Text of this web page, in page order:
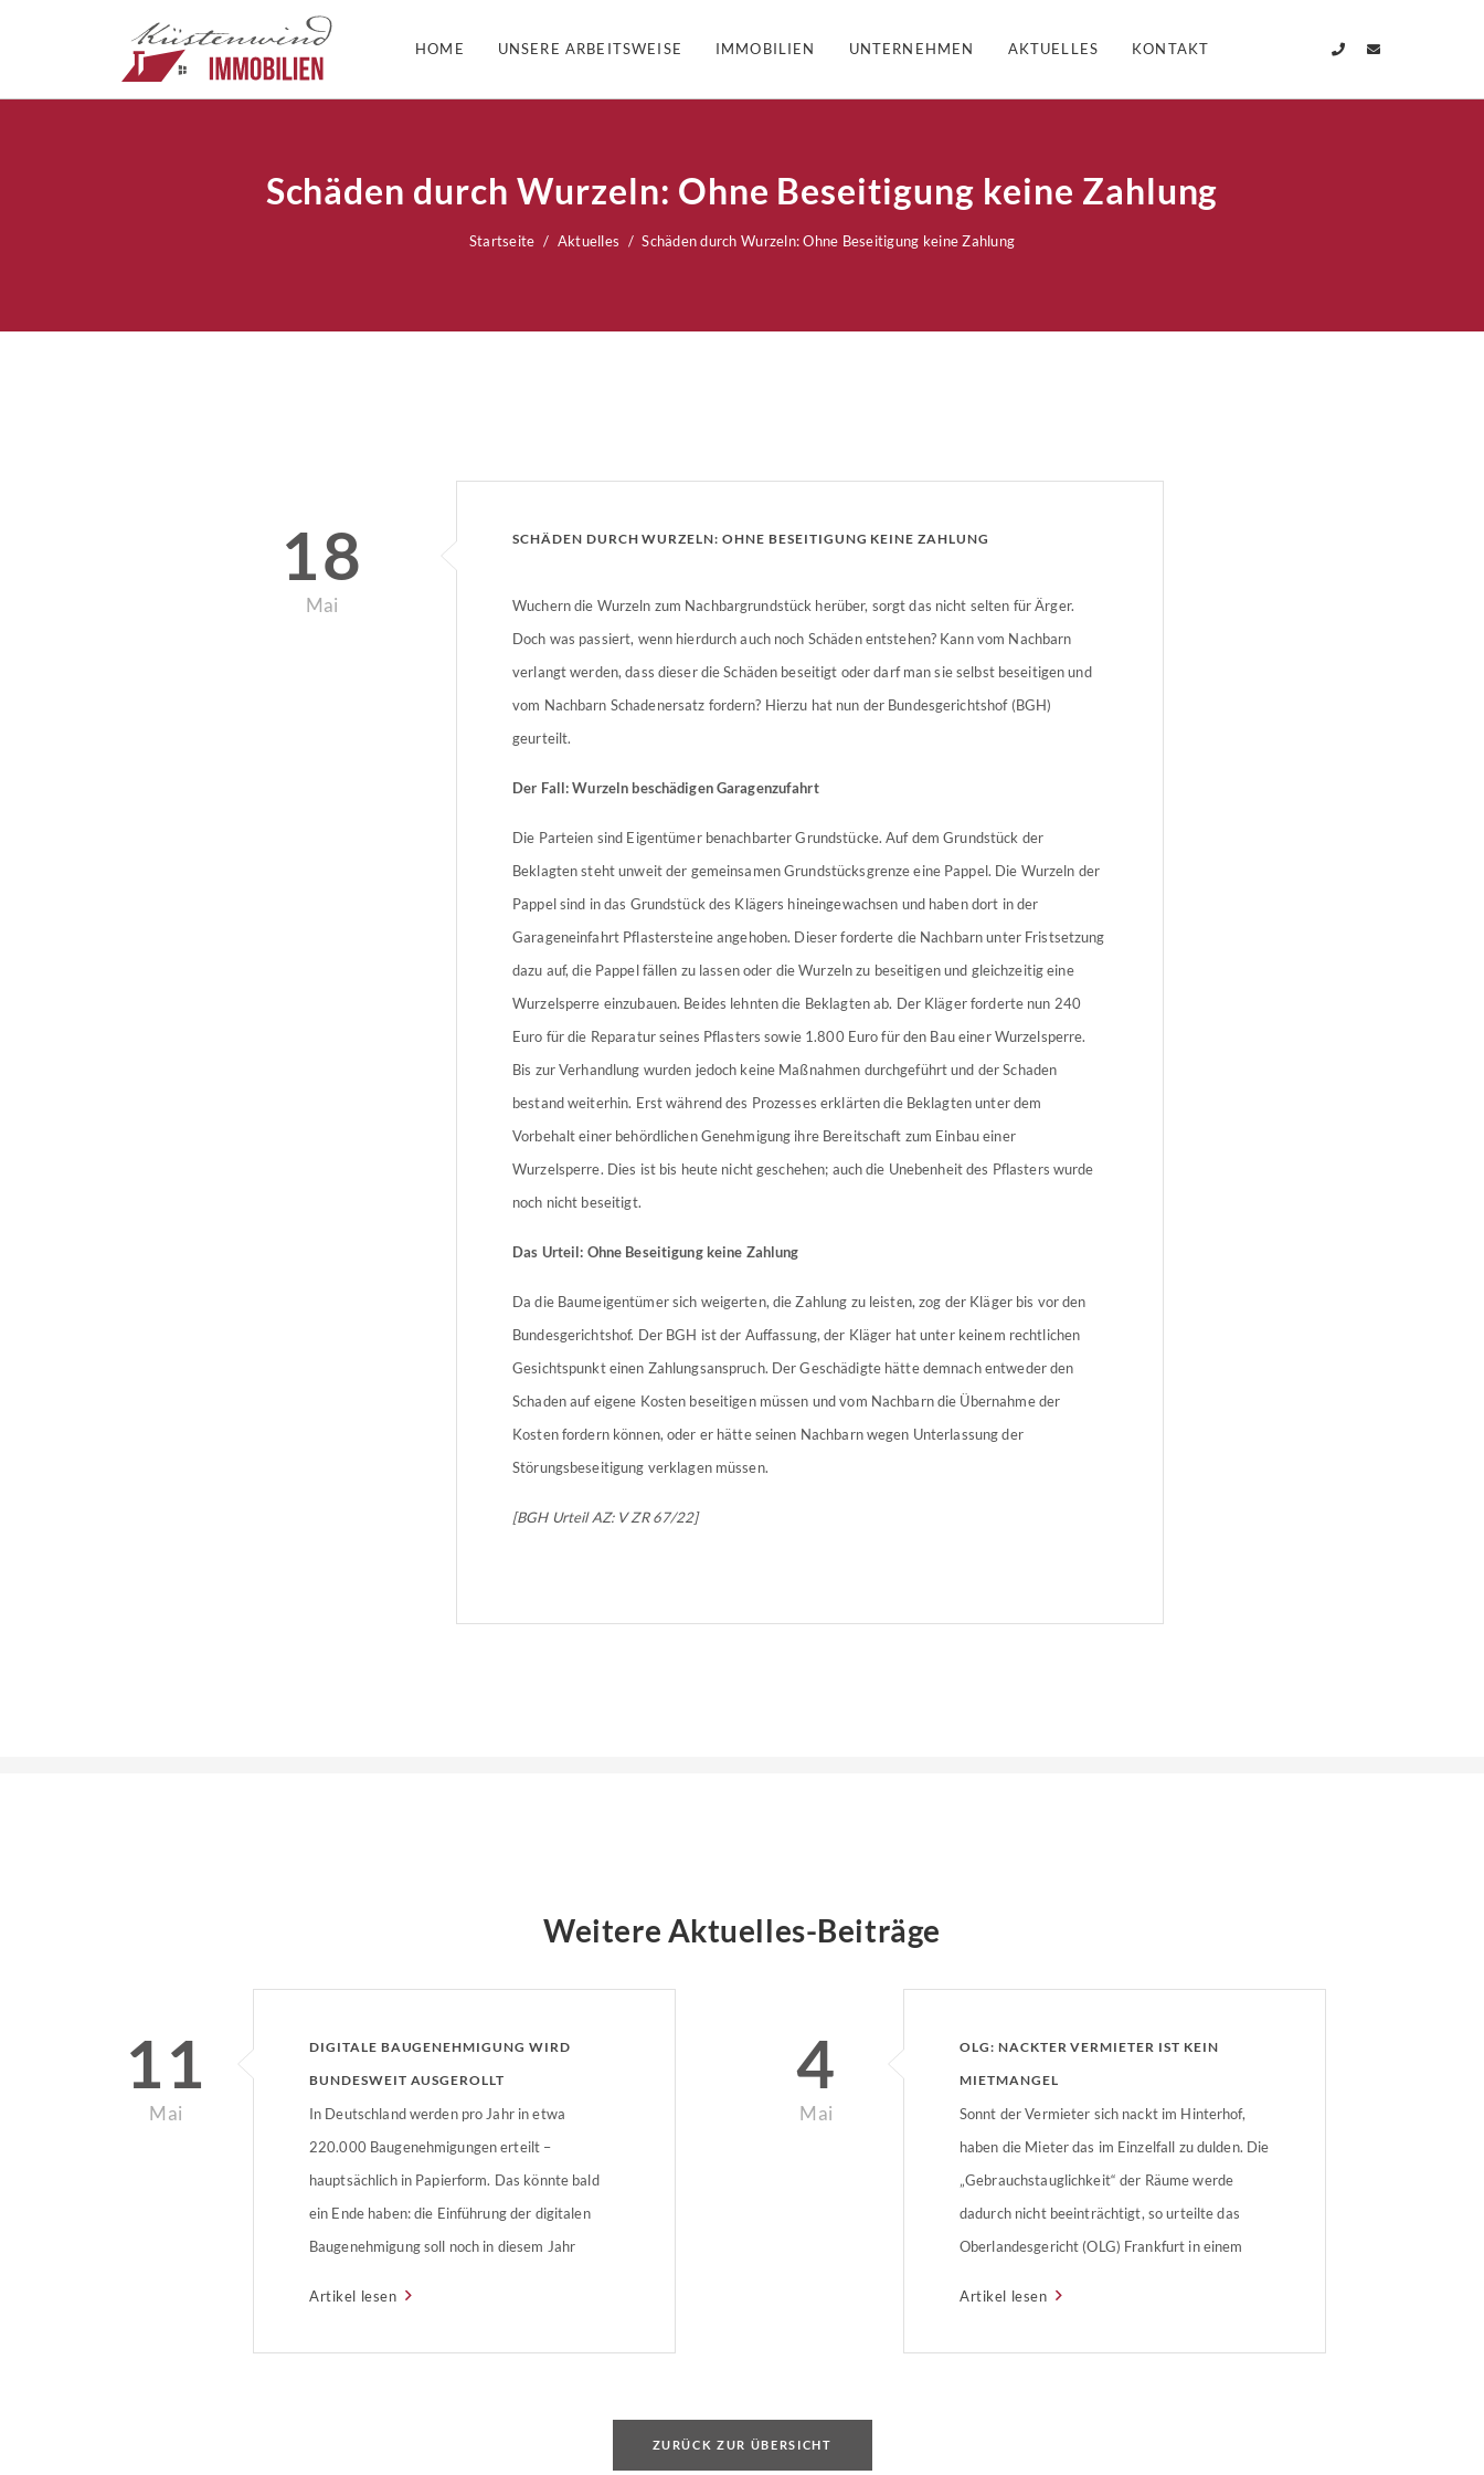
HOME UNSERE ARBEITSWEISE IMMOBILIEN UNTERNEHMEN AKTUELLES KONTAKT
Schäden durch Wurzeln: Ohne Beseitigung keine Zahlung
Startseite Aktuelles Schäden durch Wurzeln: Ohne Beseitigung keine Zahlung
18
Mai
SCHÄDEN DURCH WURZELN: OHNE BESEITIGUNG KEINE ZAHLUNG
Wuchern die Wurzeln zum Nachbargrundstück herüber, sorgt das nicht selten für Ärger.
Doch was passiert, wenn hierdurch auch noch Schäden entstehen? Kann vom Nachbarn
verlangt werden, dass dieser die Schäden beseitigt oder darf man sie selbst beseitigen und
vom Nachbarn Schadenersatz fordern? Hierzu hat nun der Bundesgerichtshof (BGH)
geurteilt.
Der Fall: Wurzeln beschädigen Garagenzufahrt
Die Parteien sind Eigentümer benachbarter Grundstücke. Auf dem Grundstück der
Beklagten steht unweit der gemeinsamen Grundstücksgrenze eine Pappel. Die Wurzeln der
Pappel sind in das Grundstück des Klägers hineingewachsen und haben dort in der
Garageneinfahrt Pflastersteine angehoben. Dieser forderte die Nachbarn unter Fristsetzung
dazu auf, die Pappel fällen zu lassen oder die Wurzeln zu beseitigen und gleichzeitig eine
Wurzelsperre einzubauen. Beides lehnten die Beklagten ab. Der Kläger forderte nun 240
Euro für die Reparatur seines Pflasters sowie 1.800 Euro für den Bau einer Wurzelsperre.
Bis zur Verhandlung wurden jedoch keine Maßnahmen durchgeführt und der Schaden
bestand weiterhin. Erst während des Prozesses erklärten die Beklagten unter dem
Vorbehalt einer behördlichen Genehmigung ihre Bereitschaft zum Einbau einer
Wurzelsperre. Dies ist bis heute nicht geschehen; auch die Unebenheit des Pflasters wurde
noch nicht beseitigt.
Das Urteil: Ohne Beseitigung keine Zahlung
Da die Baumeigentümer sich weigerten, die Zahlung zu leisten, zog der Kläger bis vor den
Bundesgerichtshof. Der BGH ist der Auffassung, der Kläger hat unter keinem rechtlichen
Gesichtspunkt einen Zahlungsanspruch. Der Geschädigte hätte demnach entweder den
Schaden auf eigene Kosten beseitigen müssen und vom Nachbarn die Übernahme der
Kosten fordern können, oder er hätte seinen Nachbarn wegen Unterlassung der
Störungsbeseitigung verklagen müssen.
[BGH Urteil AZ: V ZR 67/22]
Weitere Aktuelles-Beiträge
11
Mai
DIGITALE BAUGENEHMIGUNG WIRD
BUNDESWEIT AUSGEROLLT
In Deutschland werden pro Jahr in etwa
220.000 Baugenehmigungen erteilt –
hauptsächlich in Papierform. Das könnte bald
ein Ende haben: die Einführung der digitalen
Baugenehmigung soll noch in diesem Jahr
Artikel lesen
4
Mai
OLG: NACKTER VERMIETER IST KEIN
MIETMANGEL
Sonnt der Vermieter sich nackt im Hinterhof,
haben die Mieter das im Einzelfall zu dulden. Die
„Gebrauchstauglichkeit“ der Räume werde
dadurch nicht beeinträchtigt, so urteilte das
Oberlandesgericht (OLG) Frankfurt in einem
Artikel lesen
ZURÜCK ZUR ÜBERSICHT